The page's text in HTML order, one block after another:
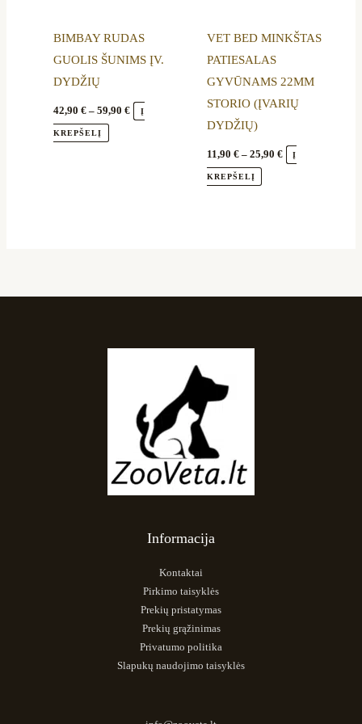
BIMBAY RUDAS
GUOLIS ŠUNIMS ĮV.
DYDŽIŲ
42,90€ – 59,90€ Į
KREPŠELĮ
may
be
on
VET BED MINKŠTAS
PATIESALAS
GYVŪNAMS 22MM
STORIO (ĮVARIŲ
DYDŽIŲ)
11,90 € – 25,90 € Į
KREPŠELĮ
may
be
chosen
on
product
Informacija
Kontaktai
Pirkimo taisyklės
Prekių pristatymas
Prekių grąžinimas
Privatumo politika
Slapukų naudojimo taisyklės